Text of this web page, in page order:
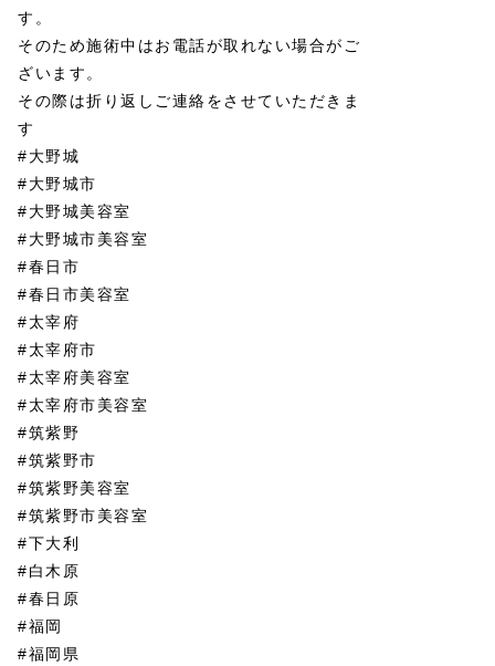
す。
そのため施術中はお電話が取れない場合がご
ざいます。
その際は折り返しご連絡をさせていただきま
す
#大野城
#大野城市
#大野城美容室
#大野城市美容室
#春日市
#春日市美容室
#太宰府
#太宰府市
#太宰府美容室
#太宰府市美容室
#筑紫野
#筑紫野市
#筑紫野美容室
#筑紫野市美容室
#下大利
#白木原
#春日原
#福岡
#福岡県